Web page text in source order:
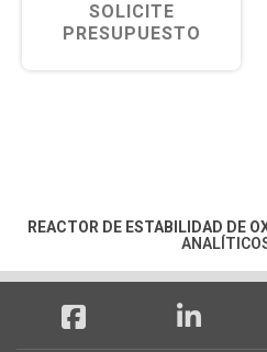
SOLICITE
PRESUPUESTO
REACTOR DE ESTABILIDAD DE